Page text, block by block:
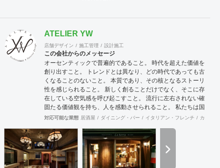
社会の様々な局面から、全体のルールや方向を指向し、求心
JR東日本スタートアップ株式会社、株式会社TOUCH TO
GO、無人決済店舗TOUCH TO GO、ANA FESTA株式会社、
ファミリーマート・ファミマ!!・トモニーなどの無人決済デ
ザイン店舗、KINOKUNIYA Sutto、桂由美ブライダルハウス
など大手企業や個人問わず実績多数。
ATELIER YW
店舗デザイン 施工管理 設計施工
この会社からのメッセージ
オーセンティックで普遍的であること。 時代を超えた価値を
創り出すこと。 トレンドとは異なり、どの時代であっても古
くなることのないこと。 本質であり、その核となるストーリ
性を感じられること。 新しく創ることだけでなく、そこに存
在している空気感を呼び起こすこと。 流行に左右されない確
固たる価値観を持ち、人を感動させられること。 私たちは国
際的なバランス感覚を持ちながら、 柔軟に設計デザインする
続けていきたいと考えています。
対応可能な業態 居酒屋 ダイニング・バー イタリアン・フレンチ カフェ